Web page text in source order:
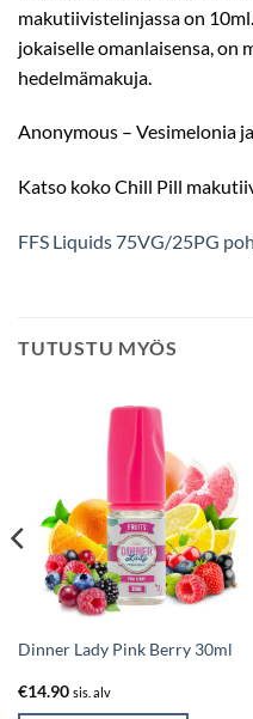
makutiivistelinjassa on
jokaiselle omanlaisensa, on
hedelmämakuja.
Anonymous – Vesimelonia
Katso koko Chill Pill
FFS Liquids 75VG/25PG
TUTUSTU MYÖS
Dinner Lady Pink Berry 30ml
€14.90 sis. alv